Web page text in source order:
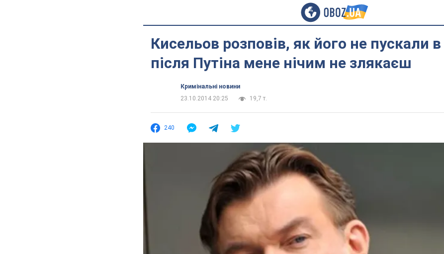
Кисельов розповів, як його не пускали в
після Путіна мене нічим не злякаєш
Кримінальні новини
23.10.2014 20:25
19,7 т.
240